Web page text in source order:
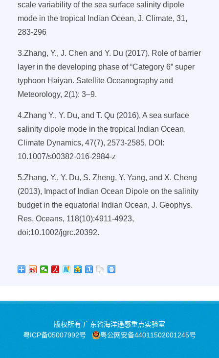
scale variability of the sea surface salinity dipole
mode in the tropical Indian Ocean, J. Climate, 31,
283-296
3.Zhang, Y., J. Chen and Y. Du (2017). Role of barrier
layer in the developing phase of “Category 6” super
typhoon Haiyan. Satellite Oceanography and
Meteorology, 2(1): 3–9.
4.Zhang Y., Y. Du, and T. Qu (2016), A sea surface
salinity dipole mode in the tropical Indian Ocean,
Climate Dynamics, 47(7), 2573-2585, DOI:
10.1007/s00382-016-2984-z
5.Zhang, Y., Y. Du, S. Zheng, Y. Yang, and X. Cheng
(2013), Impact of Indian Ocean Dipole on the salinity
budget in the equatorial Indian Ocean, J. Geophys.
Res. Oceans, 118(10):4911-4923,
doi:10.1002/jgrc.20392.
版权所有 广东省海洋遥感重点实验室
粤ICP备05007992号
粤公网安备44011502001245号